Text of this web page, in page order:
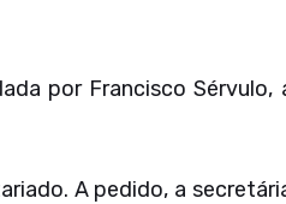
por Francisco
A pedido, a